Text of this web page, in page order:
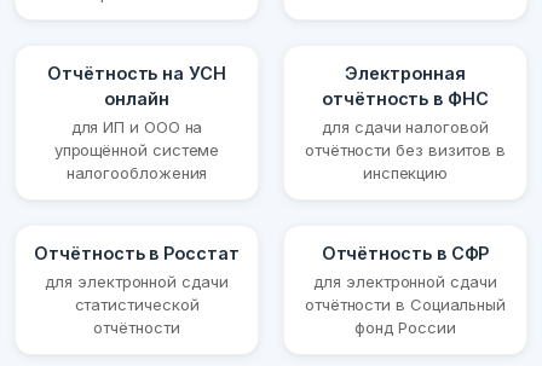
Отчётность на УСН
онлайн
для ИП и ООО на
упрощённой системе
налогообложения
Электронная
отчётность в ФНС
для сдачи налоговой
отчётности без визитов в
инспекцию
Отчётность в Росстат
для электронной сдачи
статистической
отчётности
Отчётность в СФР
для электронной сдачи
отчётности в Социальный
фонд России